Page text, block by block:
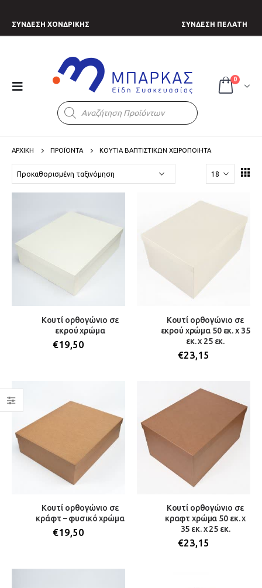
ΣΥΝΔΕΣΗ ΧΟΝΔΡΙΚΗΣ ΣΥΝΔΕΣΗ ΠΕΛΑΤΗ
Products
search
0
ΑΡΧΙΚΗ ΠΡΟΪΟΝΤΑ ΚΟΥΤΙΑ ΒΑΠΤΙΣΤΙΚΩΝ ΧΕΙΡΟΠΟΙΗΤΑ
Κουτί ορθογώνιο σε
εκρού χρώμα
€19,50
Κουτί ορθογώνιο σε
εκρού χρώμα 50 εκ. x 35
εκ. x 25 εκ.
€23,15
Κουτί ορθογώνιο σε
κράφτ – φυσικό χρώμα
€19,50
Κουτί ορθογώνιο σε
κραφτ χρώμα 50 εκ. x
35 εκ. x 25 εκ.
€23,15